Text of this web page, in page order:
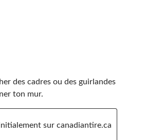
des cadres ou des guirlandes
ton mur.
sur canadiantire.ca